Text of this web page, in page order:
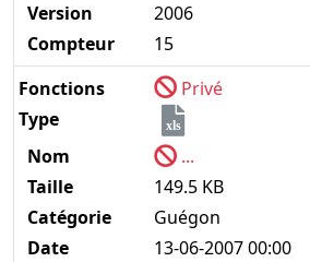
Version
2006
Compteur
15
Fonctions
Privé
Type
xls
Nom
...
Taille
149.5 KB
Catégorie
Guégon
Date
13-06-2007 00:00